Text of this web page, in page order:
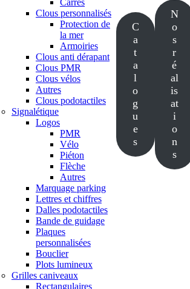
Carrés
Clous personnalisés
Protection de
la mer
Armoiries
Clous anti dérapant
Clous PMR
Clous vélos
Autres
Clous podotactiles
Signalétique
Logos
PMR
Vélo
Piéton
Flèche
Autres
Marquage parking
Lettres et chiffres
Dalles podotactiles
Bande de guidage
Plaques
personnalisées
Bouclier
Plots lumineux
Grilles caniveaux
Rectangulaires
C
a
t
a
l
o
g
u
e
s
N
o
s
r
é
al
is
at
i
o
n
s